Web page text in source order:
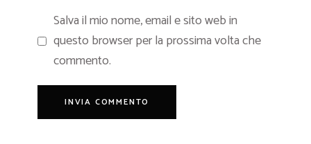
Salva il mio nome, email e sito web in
questo browser per la prossima volta che
commento.